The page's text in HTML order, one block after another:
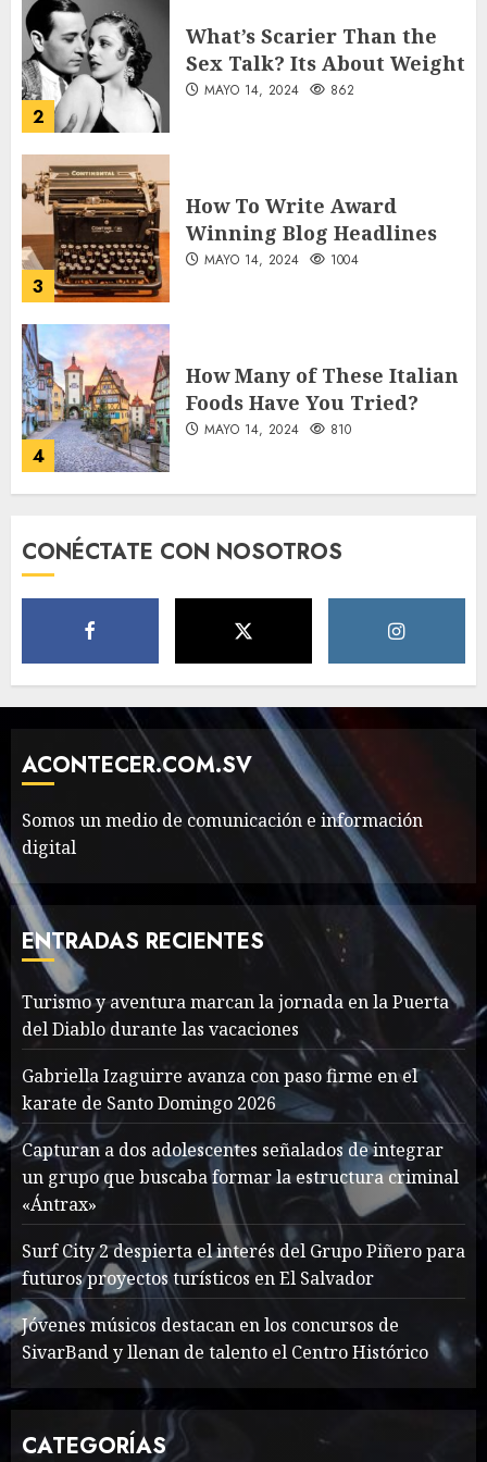
2
What’s Scarier Than the
Sex Talk? Its About Weight
MAYO 14, 2024 862
3
How To Write Award
Winning Blog Headlines
MAYO 14, 2024 1004
4
How Many of These Italian
Foods Have You Tried?
MAYO 14, 2024 810
Classic Cars in a Retro
The full story of
Thailand’s extraordinary
cave rescue
MAYO 14, 2024 1002
7
Valentino Goes
Deliberately Feminine for
Fall 2018
MAYO 16, 2024 765
1
Searching for the
forgotten heroes of World
War Two
MAYO 14, 2024 860
2
What’s Scarier Than the
Sex Talk? Its About Weight
MAYO 14, 2024 862
How To Write Award
CONÉCTATE CON NOSOTROS
ACONTECER.COM.SV
Somos un medio de comunicación e información
digital
ENTRADAS RECIENTES
Turismo y aventura marcan la jornada en la Puerta
del Diablo durante las vacaciones
Gabriella Izaguirre avanza con paso firme en el
karate de Santo Domingo 2026
Capturan a dos adolescentes señalados de integrar
un grupo que buscaba formar la estructura criminal
«Ántrax»
Surf City 2 despierta el interés del Grupo Piñero para
futuros proyectos turísticos en El Salvador
Jóvenes músicos destacan en los concursos de
SivarBand y llenan de talento el Centro Histórico
CATEGORÍAS